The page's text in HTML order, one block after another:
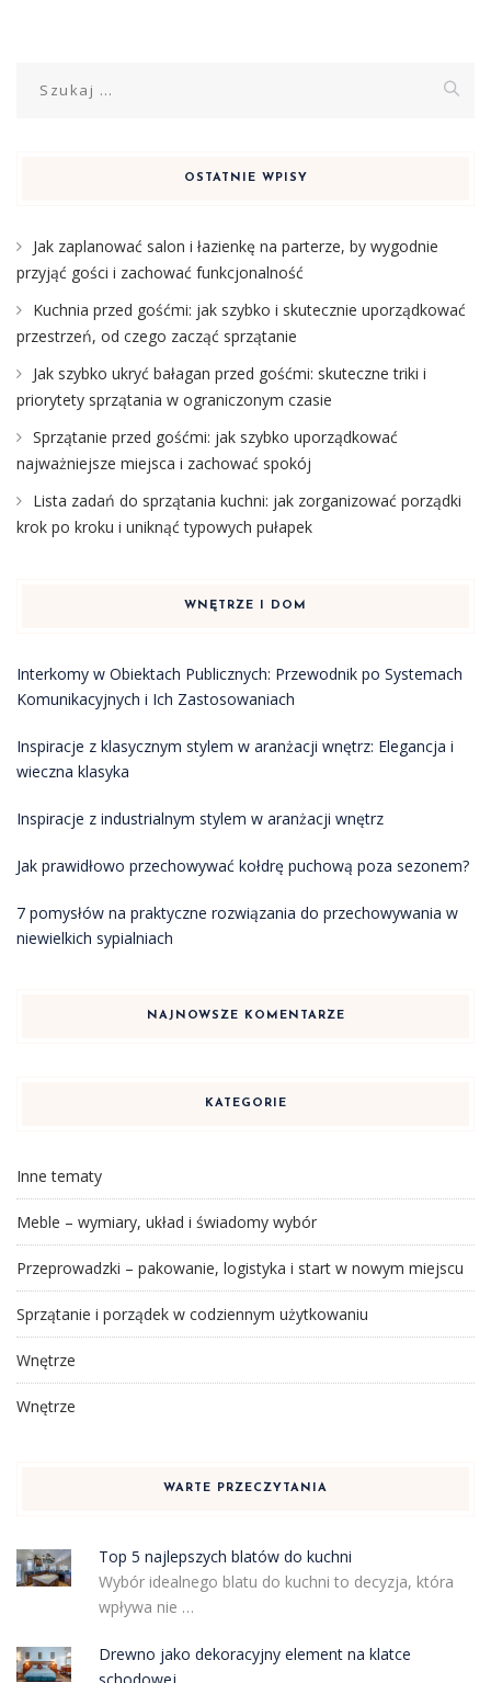
OSTATNIE WPISY
Jak zaplanować salon i łazienkę na parterze, by wygodnie
przyjąć gości i zachować funkcjonalność
Kuchnia przed gośćmi: jak szybko i skutecznie uporządkować
przestrzeń, od czego zacząć sprzątanie
Jak szybko ukryć bałagan przed gośćmi: skuteczne triki i
priorytety sprzątania w ograniczonym czasie
Sprzątanie przed gośćmi: jak szybko uporządkować
najważniejsze miejsca i zachować spokój
Lista zadań do sprzątania kuchni: jak zorganizować porządki
krok po kroku i uniknąć typowych pułapek
WNĘTRZE I DOM
Interkomy w Obiektach Publicznych: Przewodnik po Systemach
Komunikacyjnych i Ich Zastosowaniach
Inspiracje z klasycznym stylem w aranżacji wnętrz: Elegancja i
wieczna klasyka
Inspiracje z industrialnym stylem w aranżacji wnętrz
Jak prawidłowo przechowywać kołdrę puchową poza sezonem?
7 pomysłów na praktyczne rozwiązania do przechowywania w
niewielkich sypialniach
NAJNOWSZE KOMENTARZE
KATEGORIE
Inne tematy
Meble – wymiary, układ i świadomy wybór
Przeprowadzki – pakowanie, logistyka i start w nowym miejscu
Sprzątanie i porządek w codziennym użytkowaniu
Wnętrze
Wnętrze
WARTE PRZECZYTANIA
Top 5 najlepszych blatów do kuchni
Wybór idealnego blatu do kuchni to decyzja, która
wpływa nie …
Drewno jako dekoracyjny element na klatce